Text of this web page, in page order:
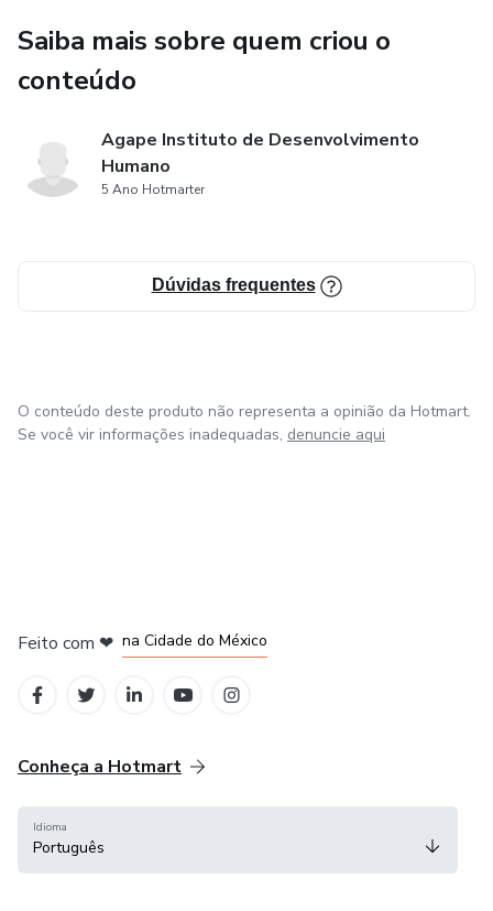
Saiba mais sobre quem criou o
conteúdo
Agape Instituto de Desenvolvimento
Humano
5 Ano Hotmarter
Dúvidas frequentes
O conteúdo deste produto não representa a opinião da Hotmart.
Se você vir informações inadequadas, denuncie aqui
Feito com ❤ na Cidade do México
Conheça a Hotmart
Idioma
Português